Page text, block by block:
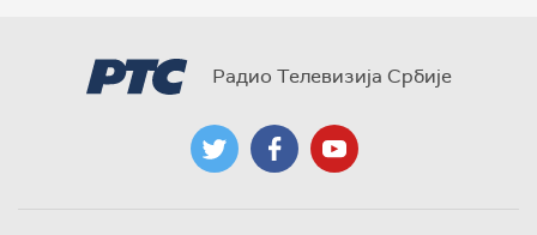
Радио Телевизија Србије